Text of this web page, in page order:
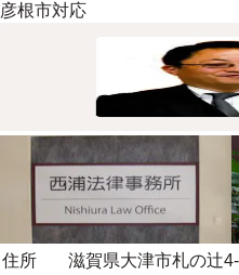
彦根市対応
住所
滋賀県大津市札の辻